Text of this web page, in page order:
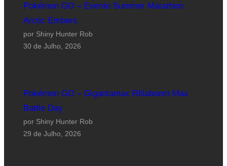
Pokémon GO – Evento Summer Marathon:
Arctic Embers
por Shiny Hunter Rob
30 de Julho, 2026
Pokémon GO – Gigantamax Rillaboom Max
Battle Day
por Shiny Hunter Rob
29 de Julho, 2026